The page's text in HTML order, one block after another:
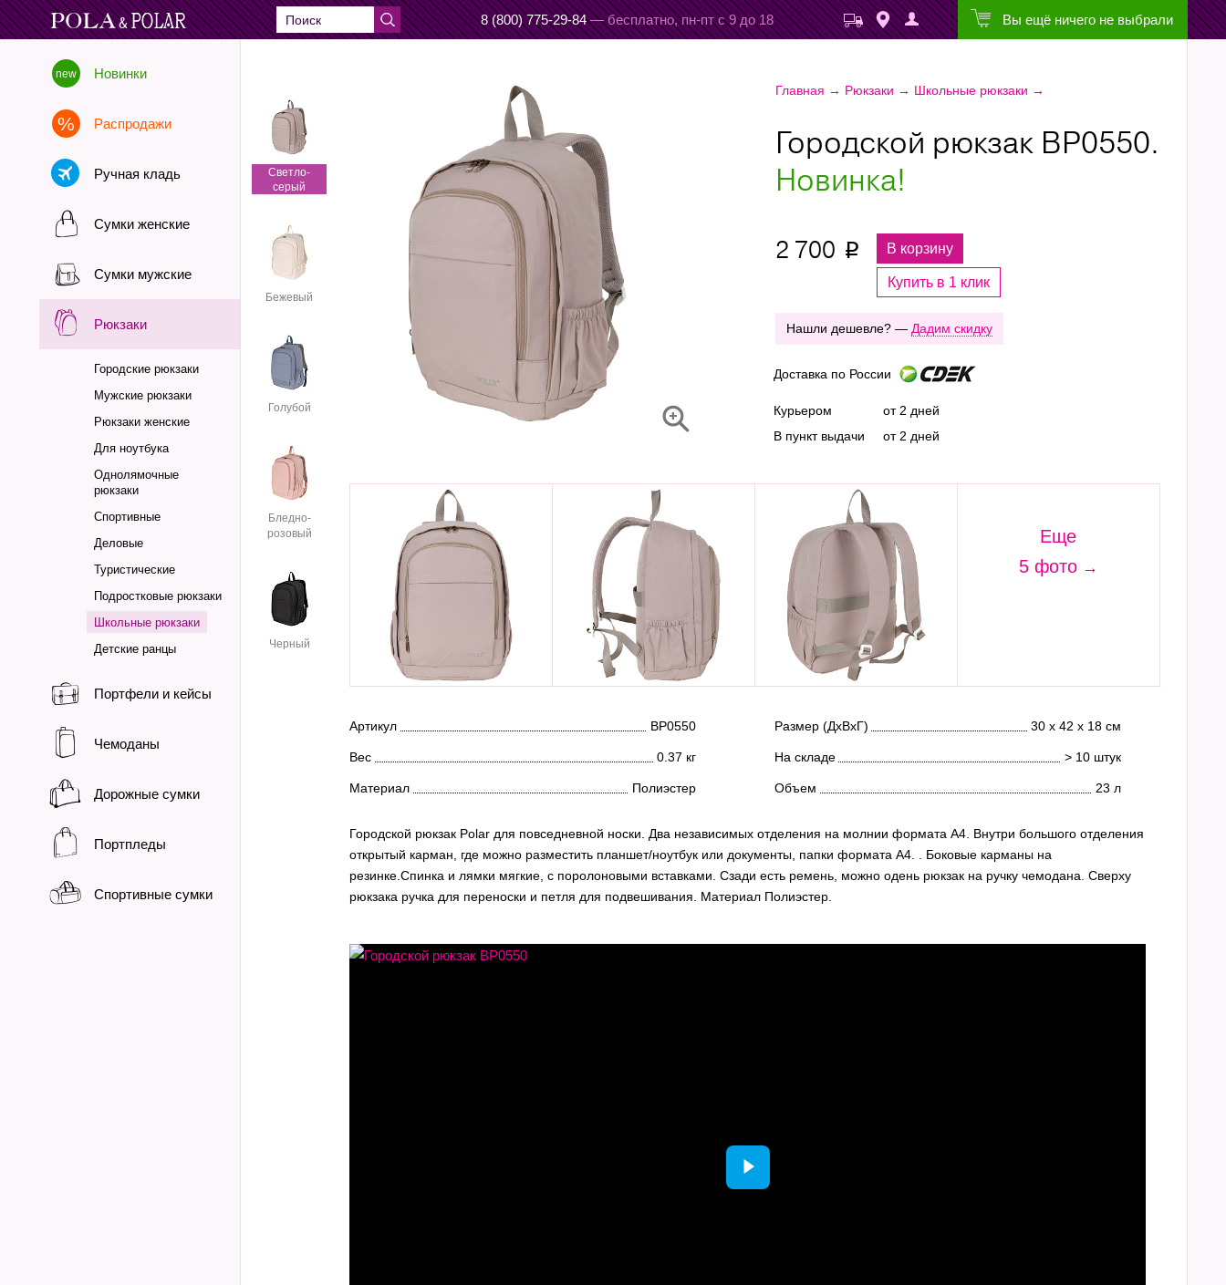
8 (800) 775-29-84 — бесплатно, пн-пт с 9 до 18 Вы ещё ничего не выбрали
Новинки
Распродажи
Ручная кладь
Сумки женские
Сумки мужские
Рюкзаки
Городские рюкзаки
Мужские рюкзаки
Рюкзаки женские
Для ноутбука
Однолямочные
рюкзаки
Спортивные
Деловые
Туристические
Подростковые рюкзаки
Школьные рюкзаки
Детские ранцы
Портфели и кейсы
Чемоданы
Дорожные сумки
Портпледы
Спортивные сумки
Главная → Рюкзаки → Школьные рюкзаки →
Cветло-
серый
Бежевый
Голубой
Бледно-
розовый
Черный
Городской рюкзак ВР0550.
Новинка!
2 700 p В корзину
Купить в 1 клик
Нашли дешевле? — Дадим скидку
Доставка по России
Курьером
В пункт выдачи
от 2 дней
от 2 дней
Еще
5 фото
Артикул ВР0550 Размер (ДхВхГ) 30 х 42 х 18 см
Вес 0.37 кг На складе > 10 штук
Материал Полиэстер Объем 23 л
Городской рюкзак Polar для повседневной носки. Два независимых отделения на молнии формата А4. Внутри большого отделения
открытый карман, где можно разместить планшет/ноутбук или документы, папки формата А4. . Боковые карманы на
резинке.Спинка и лямки мягкие, с поролоновыми вставками. Сзади есть ремень, можно одень рюкзак на ручку чемодана. Сверху
рюкзака ручка для переноски и петля для подвешивания. Материал Полиэстер.